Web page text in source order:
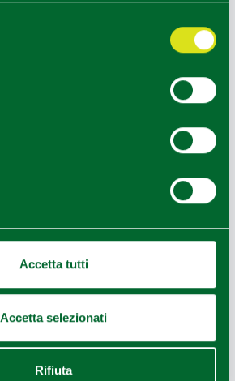
Accetta tutti
Accetta selezionati
Rifiuta